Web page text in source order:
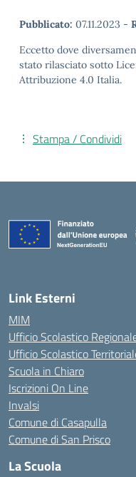
Pubblicato: 07.11.2023 -
Eccetto dove
stato rilasciato sotto
Attribuzione 4.0 Italia.
Stampa / Condividi
Link Esterni
MIM
Ufficio Scolastico
Ufficio Scolastico
Scuola in Chiaro
Iscrizioni On Line
Invalsi
Comune di Casapulla
Comune di San Prisco
La Scuola